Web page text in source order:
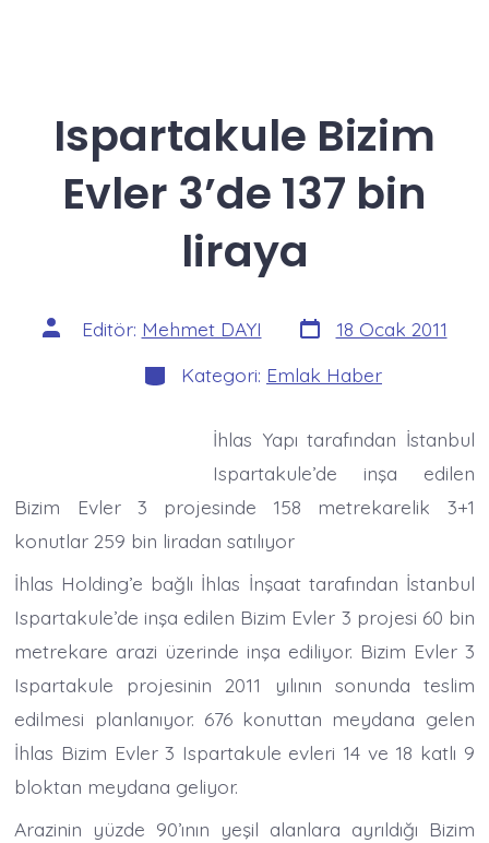
Ispartakule Bizim
Evler 3’de 137 bin
liraya
Yazının
yazarı
Editör: Mehmet DAYI Yazı
tarihi
18 Ocak 2011
Kategoriler
Kategori: Emlak Haber
İhlas Yapı tarafından İstanbul
Ispartakule’de inşa edilen
Bizim Evler 3 projesinde 158 metrekarelik 3+1
konutlar 259 bin liradan satılıyor
İhlas Holding’e bağlı İhlas İnşaat tarafından İstanbul
Ispartakule’de inşa edilen Bizim Evler 3 projesi 60 bin
metrekare arazi üzerinde inşa ediliyor. Bizim Evler 3
Ispartakule projesinin 2011 yılının sonunda teslim
edilmesi planlanıyor. 676 konuttan meydana gelen
İhlas Bizim Evler 3 Ispartakule evleri 14 ve 18 katlı 9
bloktan meydana geliyor.
Arazinin yüzde 90’ının yeşil alanlara ayrıldığı Bizim